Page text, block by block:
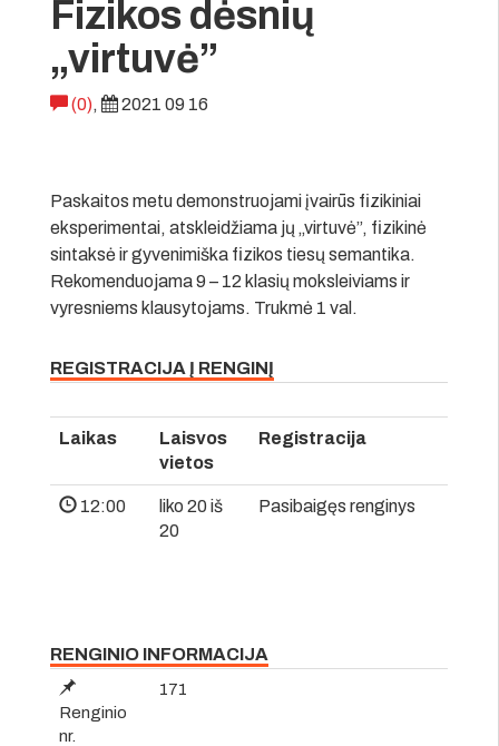
Fizikos dėsnių
„virtuvė”
(0), 2021 09 16
Paskaitos metu demonstruojami įvairūs fizikiniai
eksperimentai, atskleidžiama jų „virtuvė”, fizikinė
sintaksė ir gyvenimiška fizikos tiesų semantika.
Rekomenduojama 9 – 12 klasių moksleiviams ir
vyresniems klausytojams. Trukmė 1 val.
REGISTRACIJA Į RENGINĮ
Laikas
Laisvos
vietos
Registracija
12:00
liko 20 iš
20
Pasibaigęs renginys
RENGINIO INFORMACIJA
Renginio
nr.
171